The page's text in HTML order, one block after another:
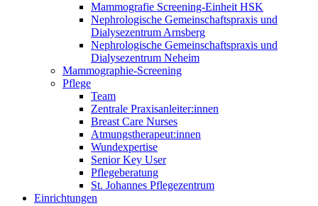
Mammografie Screening-Einheit HSK
Nephrologische Gemeinschaftspraxis und
Dialysezentrum Arnsberg
Nephrologische Gemeinschaftspraxis und
Dialysezentrum Neheim
Mammographie-Screening
Pflege
Team
Zentrale Praxisanleiter:innen
Breast Care Nurses
Atmungstherapeut:innen
Wundexpertise
Senior Key User
Pflegeberatung
St. Johannes Pflegezentrum
Einrichtungen